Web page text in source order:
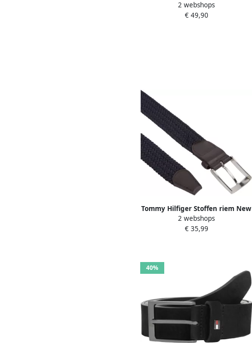
3.5 EXT Metalen logopatch
eenvoudige doornsluiting
2 webshops
€ 49,90
Tommy Hilfiger Stoffen riem New
Adan Belt 3 5 cm NEW ADAN
RIEM van gevlochten stretch-
2 webshops
€ 35,99
40%